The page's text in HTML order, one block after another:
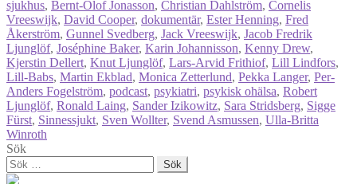
sjukhus, Bernt-Olof Jonasson, Christian Dahlström, Cornelis
Vreeswijk, David Cooper, dokumentär, Ester Henning, Fred
Åkerström, Gunnel Svedberg, Jack Vreeswijk, Jacob Fredrik
Ljunglöf, Joséphine Baker, Karin Johannisson, Kenny Drew,
Kjerstin Dellert, Knut Ljunglöf, Lars-Arvid Frithiof, Lill Lindfors,
Lill-Babs, Martin Ekblad, Monica Zetterlund, Pekka Langer, Per-
Anders Fogelström, podcast, psykiatri, psykisk ohälsa, Robert
Ljunglöf, Ronald Laing, Sander Izikowitz, Sara Stridsberg, Sigge
Fürst, Sinnessjukt, Sven Wollter, Svend Asmussen, Ulla-Britta
Winroth
Sök
Sök
efter: